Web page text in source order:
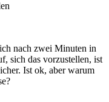
nach zwei Minuten in
sich das vorzustellen, ist
Ist ok, aber warum